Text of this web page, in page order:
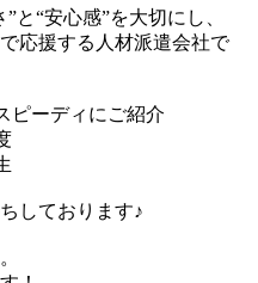
と“安心感”を大切にし、
応援する人材派遣会社で
ピーディにご紹介
しております♪